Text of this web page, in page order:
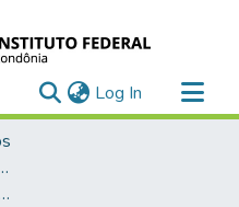
Log In (current)
Zona Norte
Pública (EaD)